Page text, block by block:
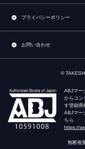
プライバシーポリシー
お問い合わせ
©
ABJマー
からコン
す登録商
ABJマー
ちら
https://
無断複